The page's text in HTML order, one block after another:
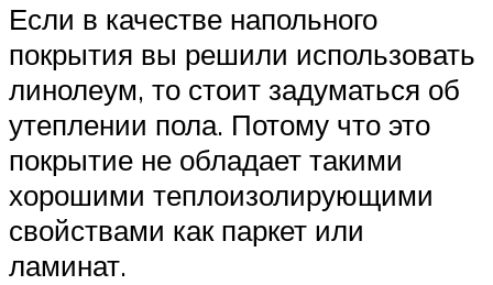
Если в качестве напольного
покрытия вы решили использовать
линолеум, то стоит задуматься об
утеплении пола. Потому что это
покрытие не обладает такими
хорошими теплоизолирующими
свойствами как паркет или
ламинат.